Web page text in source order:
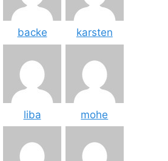
backe karsten
liba mohe